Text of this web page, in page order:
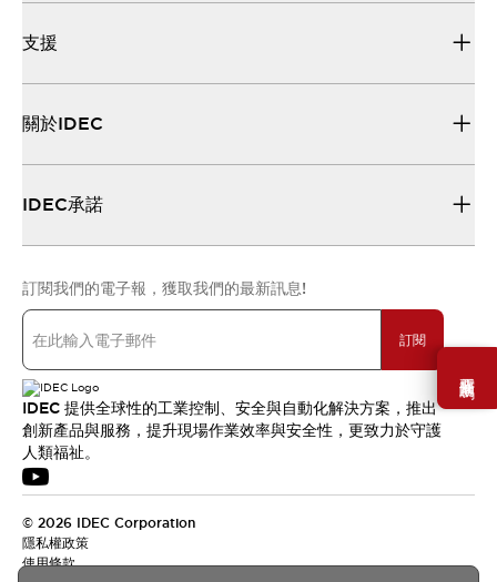
需要幫助嗎？
支援
關於IDEC
IDEC承諾
訂閱我們的電子報，獲取我們的最新訊息!
訂閱
IDEC 提供全球性的工業控制、安全與自動化解決方案，推出
創新產品與服務，提升現場作業效率與安全性，更致力於守護
人類福祉。
© 2026 IDEC Corporation
隱私權政策
使用條款